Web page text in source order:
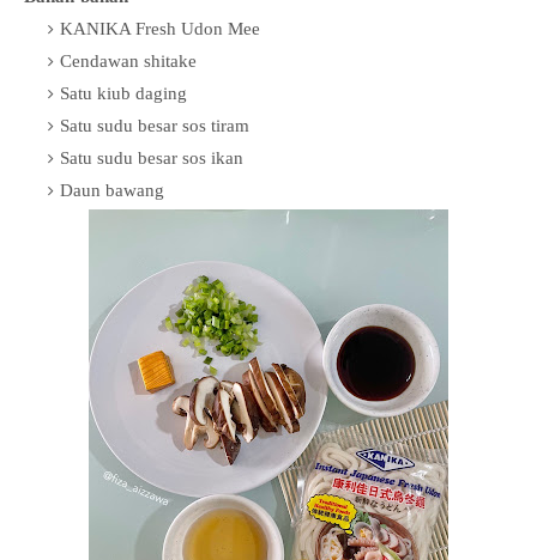
KANIKA Fresh Udon Mee
Cendawan shitake
Satu kiub daging
Satu sudu besar sos tiram
Satu sudu besar sos ikan
Daun bawang